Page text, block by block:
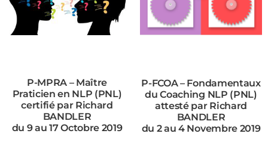
P-MPRA – Maître
Praticien en NLP (PNL)
certifié par Richard
BANDLER
du 9 au 17 Octobre 2019
P-FCOA – Fondamentaux
du Coaching NLP (PNL)
attesté par Richard
BANDLER
du 2 au 4 Novembre 2019